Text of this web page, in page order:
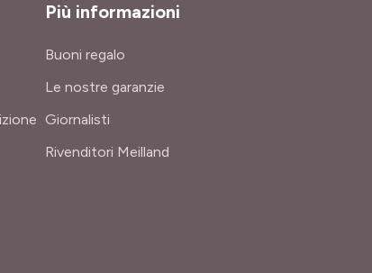
Più informazioni
Buoni regalo
Le nostre garanzie
Giornalisti
Rivenditori Meilland